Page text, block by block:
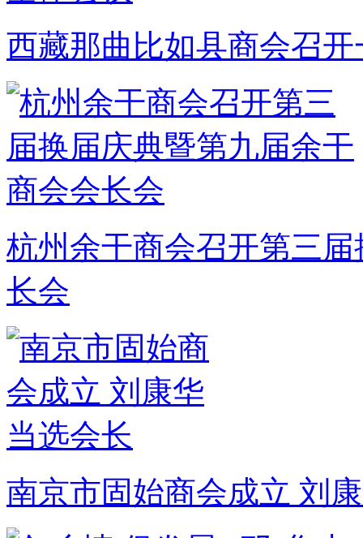
西藏那曲比如县商会召
杭州余干商会召开第三
长会
南京市固始商会成立 刘